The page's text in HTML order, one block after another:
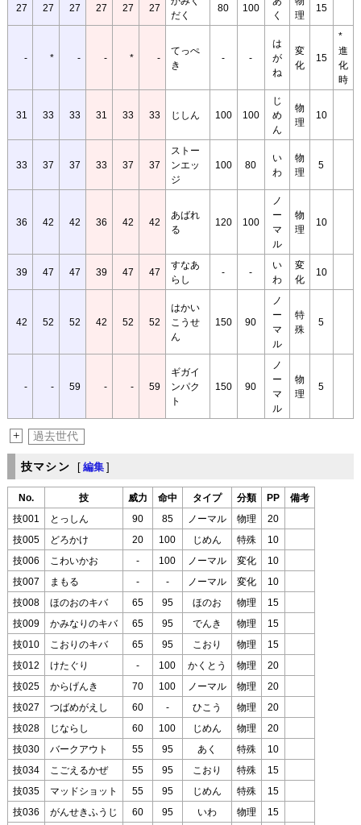
27 27 27 27 27 27
だく
80 100
く
理
15
- * - - * -
てっぺ
き
- -
は
が
ね
変
化
15
*
進
化
時
31 33 33 31 33 33 じしん 100 100
じ
め
ん
物
理
10
33 37 37 33 37 37
ストー
ンエッ
ジ
100 80
い
わ
物
理
5
36 42 42 36 42 42
あばれ
る
120 100
ノ
ー
マ
ル
物
理
10
39 47 47 39 47 47
すなあ
らし
- -
い
わ
変
化
10
42 52 52 42 52 52
はかい
こうせ
ん
150 90
ノ
ー
マ
ル
特
殊
5
- - 59 - - 59
ギガイ
ンパク
ト
150 90
ノ
ー
マ
ル
物
理
5
+ 過去世代
技マシン [ 編集 ]
No. 技 威力 命中 タイプ 分類 PP 備考
技001 とっしん 90 85 ノーマル 物理 20
技005 どろかけ 20 100 じめん 特殊 10
技006 こわいかお - 100 ノーマル 変化 10
技007 まもる - - ノーマル 変化 10
技008 ほのおのキバ 65 95 ほのお 物理 15
技009 かみなりのキバ 65 95 でんき 物理 15
技010 こおりのキバ 65 95 こおり 物理 15
技012 けたぐり - 100 かくとう 物理 20
技025 からげんき 70 100 ノーマル 物理 20
技027 つばめがえし 60 - ひこう 物理 20
技028 じならし 60 100 じめん 物理 20
技030 バークアウト 55 95 あく 特殊 10
技034 こごえるかぜ 55 95 こおり 特殊 15
技035 マッドショット 55 95 じめん 特殊 15
技036 がんせきふうじ 60 95 いわ 物理 15